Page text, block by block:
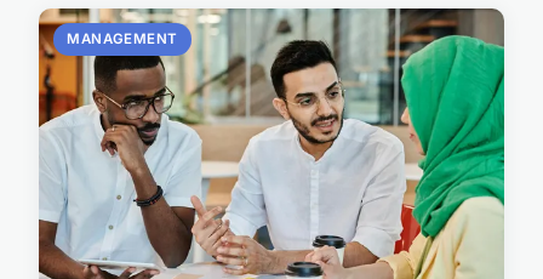
MANAGEMENT